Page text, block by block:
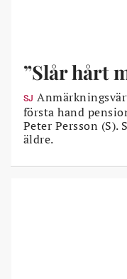
”Slår hårt
SJ
första hand
Peter Persson (S).
äldre.